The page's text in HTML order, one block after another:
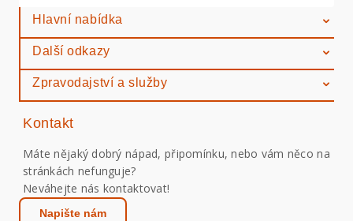
Hlavní nabídka
Další odkazy
Zpravodajství a služby
Kontakt
Máte nějaký dobrý nápad, připomínku, nebo vám něco na
stránkách nefunguje?
Neváhejte nás kontaktovat!
Napište nám